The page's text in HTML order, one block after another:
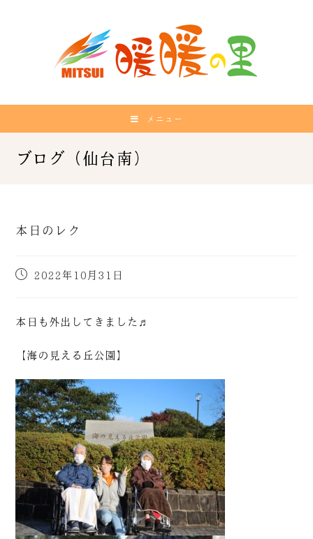
メニュー
本日のレク
2022年10月31日
本日も外出してきました♬
【海の見える丘公園】